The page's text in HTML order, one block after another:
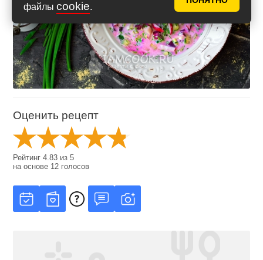
файлы cookie.
Оценить рецепт
Рейтинг4.83 из5
на основе 12 голосов